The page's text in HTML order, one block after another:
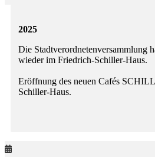
2025
Die Stadtverordnetenversammlung
wieder im Friedrich-Schiller-Haus.
Eröffnung des neuen Cafés
Schiller-Haus.